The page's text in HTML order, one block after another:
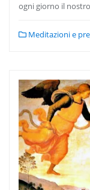
ogni giorno il
Meditazioni e